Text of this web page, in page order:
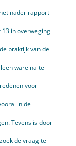
nader rapport
13 in overweging
praktijk van de
ware na te
voor
in de
Tevens is door
de vraag te